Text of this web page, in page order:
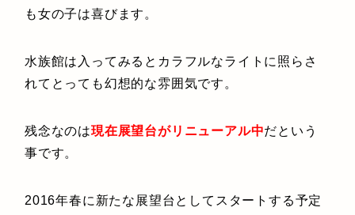
も女の子は喜びます。
水族館は入ってみるとカラフルなライトに照らさ
れてとっても幻想的な雰囲気です。
残念なのは現在展望台がリニューアル中だという
事です。
2016年春に新たな展望台としてスタートする予定